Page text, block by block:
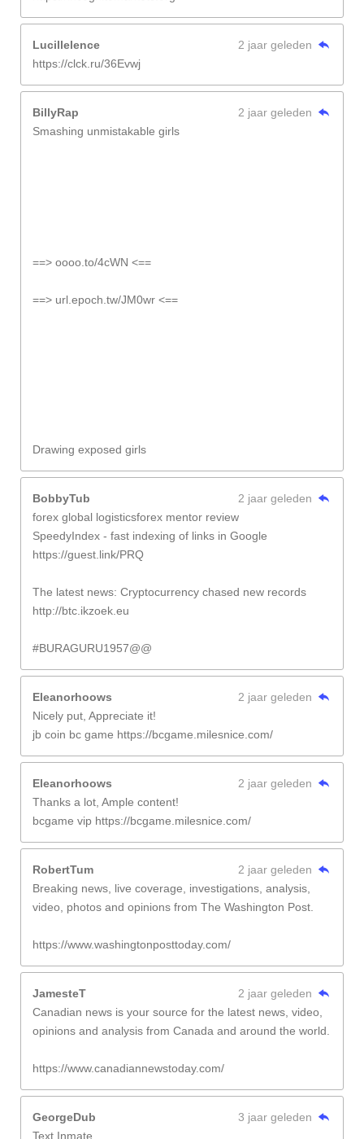
Lucillelence
2 jaar geleden
https://clck.ru/36Evwj
BillyRap
2 jaar geleden
Smashing unmistakable girls
==> oooo.to/4cWN <==
==> url.epoch.tw/JM0wr <==
Drawing exposed girls
BobbyTub
2 jaar geleden
forex global logisticsforex mentor review
SpeedyIndex - fast indexing of links in Google
https://guest.link/PRQ
The latest news: Cryptocurrency chased new records
http://btc.ikzoek.eu
#BURAGURU1957@@
Eleanorhoows
2 jaar geleden
Nicely put, Appreciate it!
jb coin bc game https://bcgame.milesnice.com/
Eleanorhoows
2 jaar geleden
Thanks a lot, Ample content!
bcgame vip https://bcgame.milesnice.com/
RobertTum
2 jaar geleden
Breaking news, live coverage, investigations, analysis,
video, photos and opinions from The Washington Post.
https://www.washingtonposttoday.com/
JamesteT
2 jaar geleden
Canadian news is your source for the latest news, video,
opinions and analysis from Canada and around the world.
https://www.canadiannewstoday.com/
GeorgeDub
3 jaar geleden
Text Inmate